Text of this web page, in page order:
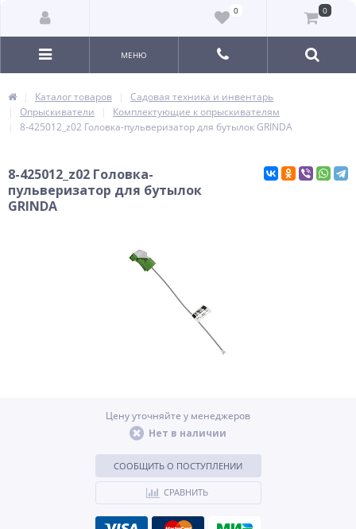
0 0
МЕНЮ
Каталог товаров
Садовая техника и инвентарь
Опрыскиватели
Комплектующие к опрыскивателям
8-425012_z02 Головка-пульверизатор для бутылок GRINDA
8-425012_z02 Головка-
пульверизатор для бутылок
GRINDA
Цену уточняйте у менеджеров
Нет в наличии
СООБЩИТЬ О ПОСТУПЛЕНИИ
СРАВНИТЬ